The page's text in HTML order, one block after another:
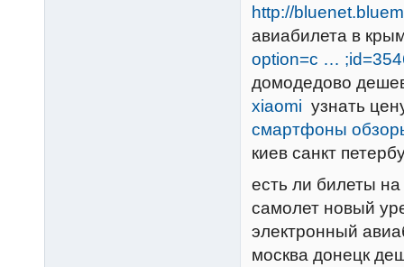
http://
авиабилета в
option=c …
домодедово
xiaomi узнать
смартфоны
киев санкт
есть ли билеты
самолет новый
электронный
москва донецк